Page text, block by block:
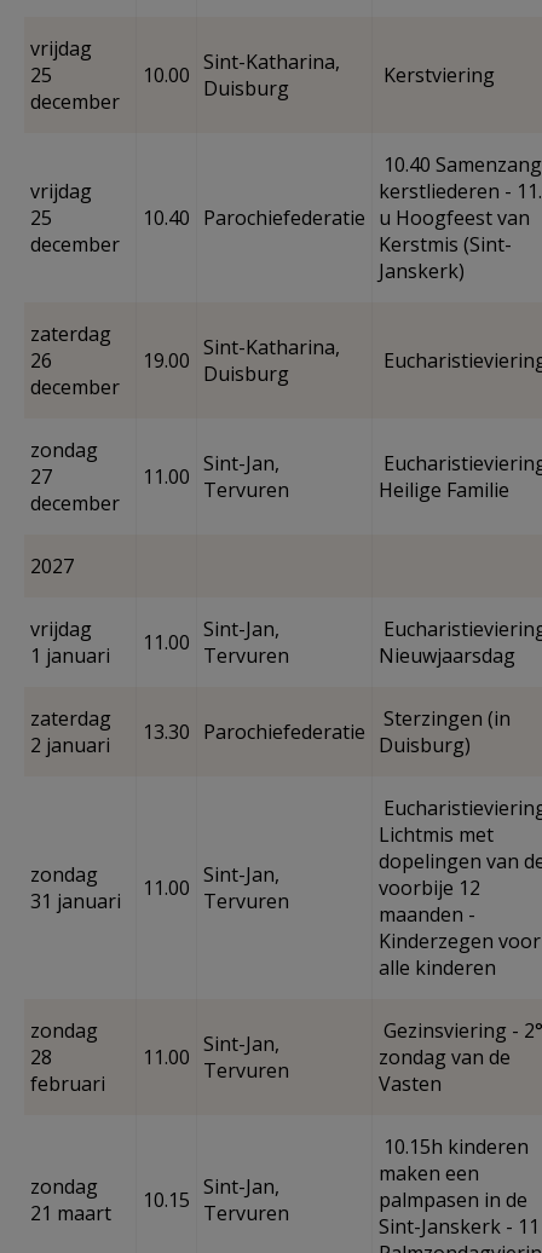
vrijdag
25
december
10.00 Sint-Katharina,
Duisburg
Kerstviering
vrijdag
25
december
10.40 Parochiefederatie
10.40 Samenzang
kerstliederen -
u Hoogfeest van
Kerstmis (Sint-
Janskerk)
zaterdag
26
december
19.00 Sint-Katharina,
Duisburg
zondag
27
december
11.00 Sint-Jan,
Tervuren
Heilige Familie
2027
vrijdag
1 januari
11.00 Sint-Jan,
Tervuren
Nieuwjaarsdag
zaterdag
2 januari
13.30 Parochiefederatie
Sterzingen (in
Duisburg)
zondag
31 januari
11.00 Sint-Jan,
Tervuren
Lichtmis met
dopelingen van
voorbije 12
maanden -
Kinderzegen voor
alle kinderen
zondag
28
februari
11.00 Sint-Jan,
Tervuren
Gezinsviering - 2°
zondag van de
Vasten
zondag
21 maart
10.15 Sint-Jan,
Tervuren
10.15h kinderen
maken een
palmpasen in de
Sint-Janskerk -